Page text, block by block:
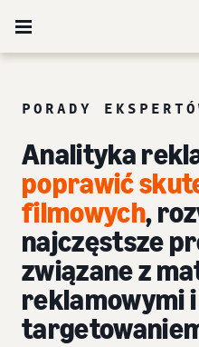
PORADY
Analityka
poprawić
filmowych,
najczęstsze
związane z
reklamowymi i